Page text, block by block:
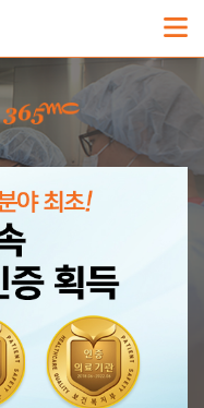
365MC